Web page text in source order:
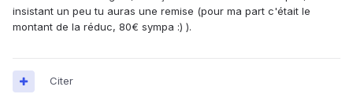
insistant un peu tu auras une remise (pour ma part c'était le
montant de la réduc, 80€ sympa :) ).
Citer